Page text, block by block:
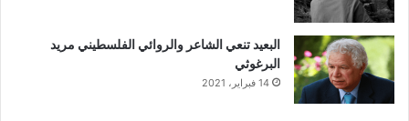
البعيد تنعي الشاعر والروائي الفلسطيني مريد
البرغوثي
14 فبراير، 2021